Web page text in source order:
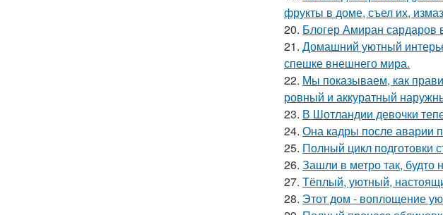
фрукты в доме, съел их,
20. Блогер Амиран сардаров
21. Домашний уютный
спешке внешнего мира.
22. Мы показываем, как
ровный и аккуратный
23. В Шотландии девочки
24. Она кадры после аварии
25. Полный цикл подготовки
26. Зашли в метро так, будто
27. Тёплый, уютный,
28. Этот дом - воплощение